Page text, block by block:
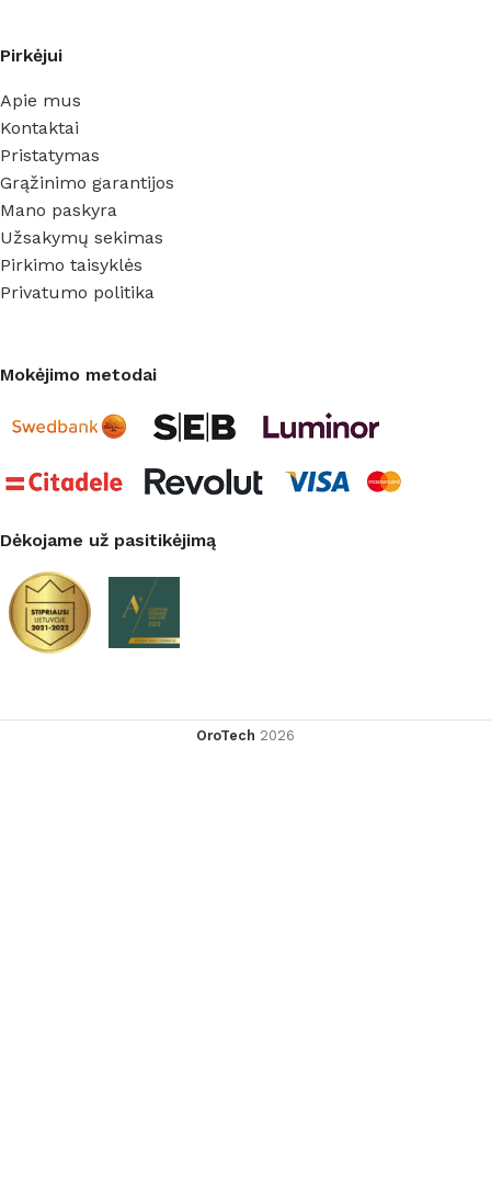
Pirkėjui
Apie mus
Kontaktai
Pristatymas
Grąžinimo garantijos
Mano paskyra
Užsakymų sekimas
Pirkimo taisyklės
Privatumo politika
Mokėjimo metodai
Dėkojame už pasitikėjimą
OroTech 2026